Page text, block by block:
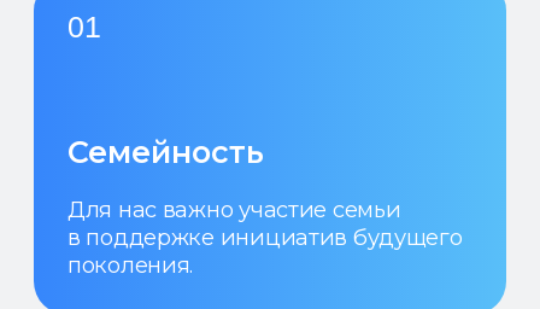
Учим решать сложные задачи